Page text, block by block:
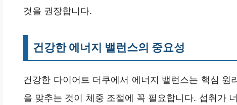
것을 권장합니다.
건강한 에너지 밸런스의 중요성
건강한 다이어트 더쿠에서 에너지 밸런스는 핵심 원
을 맞추는 것이 체중 조절에 꼭 필요합니다. 섭취가